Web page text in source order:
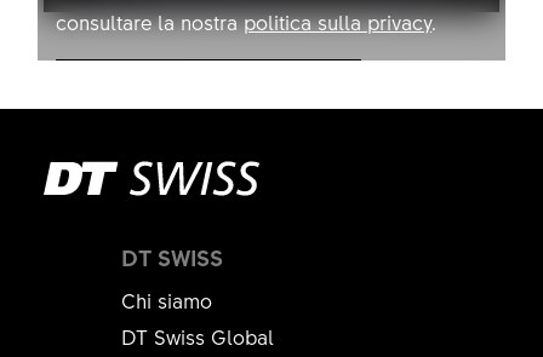
consultare la nostrapolitica sulla privacy.
DT SWISS
Chi siamo
DT Swiss Global